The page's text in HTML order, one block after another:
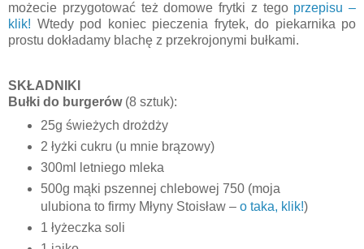
możecie przygotować też domowe frytki z tego przepisu –
klik! Wtedy pod koniec pieczenia frytek, do piekarnika po
prostu dokładamy blachę z przekrojonymi bułkami.
SKŁADNIKI
Bułki do burgerów(8 sztuk):
25g świeżych drożdży
2 łyżki cukru (u mnie brązowy)
300ml letniego mleka
500g mąki pszennej chlebowej 750 (moja
ulubiona to firmy Młyny Stoisław – o taka, klik!)
1 łyżeczka soli